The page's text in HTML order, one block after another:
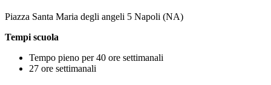
Piazza Santa Maria degli angeli 5 Napoli (NA)
Tempi scuola
Tempo pieno per 40 ore settimanali
27 ore settimanali